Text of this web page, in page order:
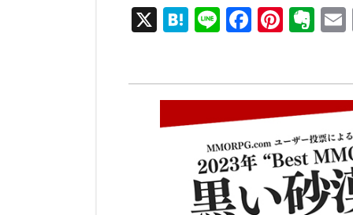
X H
at
n
a
Li
n
F
a
e
b
o
o
k
Pi
nt
e
st
E
v
n
ot
e